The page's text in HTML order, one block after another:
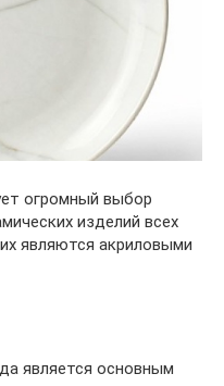
огромный выбор
изделий всех
являются акриловыми
является основным